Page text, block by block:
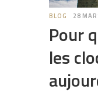
BLOG 28
Pour
les